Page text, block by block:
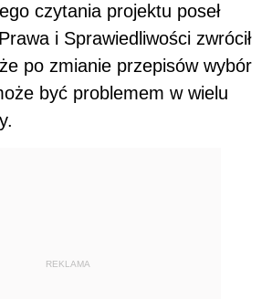
czytania projektu poseł
i Sprawiedliwości zwrócił
po zmianie przepisów wybór
być problemem w wielu
REKLAMA